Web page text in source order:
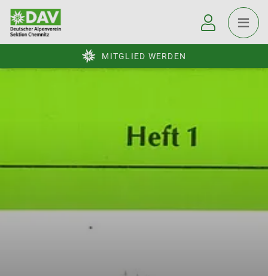
MITGLIED WERDEN